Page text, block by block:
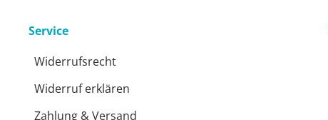
Service
Widerrufsrecht
Widerruf erklären
Zahlung & Versand